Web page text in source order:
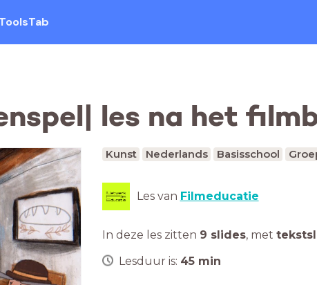
les na het
Kunst Nederlands Basisschool
Les van Filmeducatie
In deze les zitten 9 slides, met
Lesduur is: 45 min